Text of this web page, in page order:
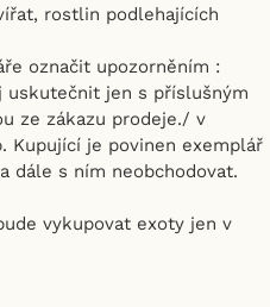
rostlin podlehajících
označit upozorněním :
uskutečnit jen s příslušným
ze zákazu prodeje./ v
Kupující je povinen exemplář
dále s ním neobchodovat.
vykupovat exoty jen v